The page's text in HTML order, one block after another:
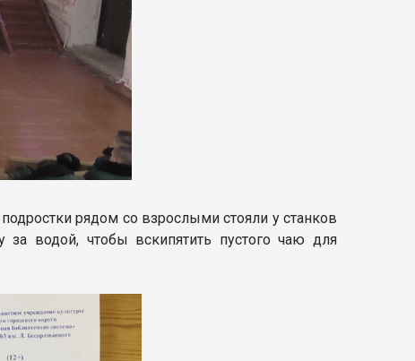
рядом со взрослыми стояли у станков
водой, чтобы вскипятить пустого чаю для